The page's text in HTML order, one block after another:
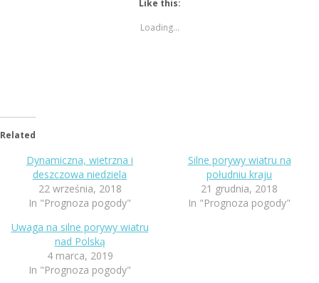
Like this:
Loading...
Related
Dynamiczna, wietrzna i
deszczowa niedziela
22 września, 2018
In "Prognoza pogody"
Silne porywy wiatru na
południu kraju
21 grudnia, 2018
In "Prognoza pogody"
Uwaga na silne porywy wiatru
nad Polską
4 marca, 2019
In "Prognoza pogody"